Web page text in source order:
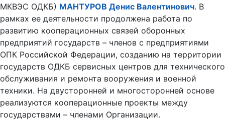
МКВЭС ОДКБ) МАНТУРОВ Денис Валентинович. В
рамках ее деятельности продолжена работа по
развитию кооперационных связей оборонных
предприятий государств – членов с предприятиями
ОПК Российской Федерации, созданию на территории
государств ОДКБ сервисных центров для технического
обслуживания и ремонта вооружения и военной
техники. На двусторонней и многосторонней основе
реализуются кооперационные проекты между
государствами – членами Организации.